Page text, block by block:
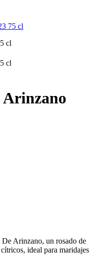
75 cl
Arinzano
Arinzano, un rosado de
ideal para maridajes